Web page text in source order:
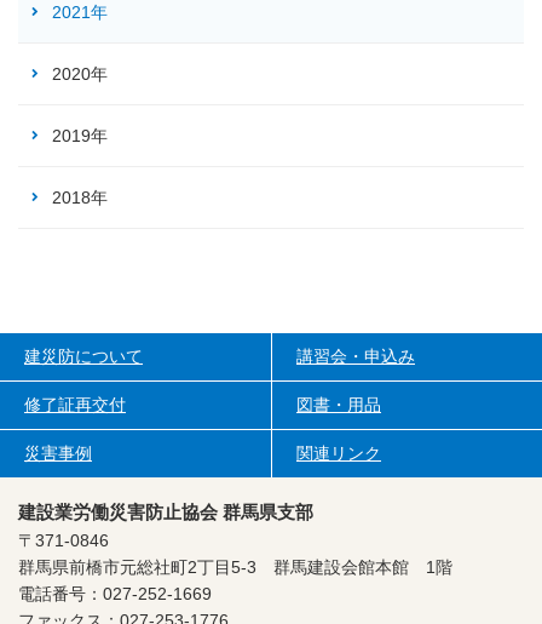
2021年
2020年
2019年
2018年
建災防について 講習会・申込み
修了証再交付 図書・用品
災害事例 関連リンク
建設業労働災害防止協会 群馬県支部
〒371-0846
群馬県前橋市元総社町2丁目5-3 群馬建設会館本館 1階
電話番号：027-252-1669
ファックス：027-253-1776